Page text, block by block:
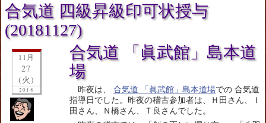
合気道 四級昇級印可状授与
(20181127)
11月
27
(火)
2018
合気道 「眞武館」島本道
場
昨夜は、 合気道 「眞武館」島本道場での 合気道
指導日でした。昨夜の稽古参加者は、Ｈ田さん、Ｉ
田さん、Ｎ橋さん、Ｔ良さんでした。